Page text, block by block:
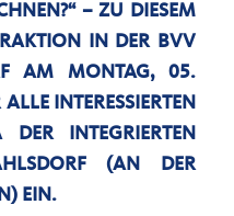
– ZU DIESEM
IN DER BVV
AM MONTAG, 05.
INTERESSIERTEN
INTEGRIERTEN
(AN DER
EIN.